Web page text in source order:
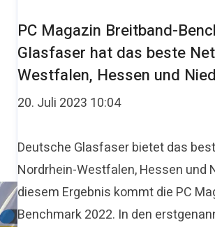
PC Magazin Breitband-
Glasfaser hat das beste
Westfalen, Hessen und
20. Juli 2023 10:04
Deutsche Glasfaser bietet das
Nordrhein-Westfalen, Hessen und
diesem Ergebnis kommt die PC
Benchmark 2022. In den